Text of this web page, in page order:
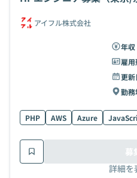
アイフル株式会社
年
雇
更新
勤務
PHP AWS Azure
詳細を
募